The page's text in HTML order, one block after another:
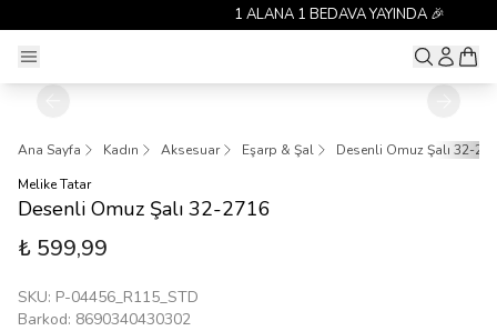
1 ALANA 1 BEDAVA YAYINDA 🎉
Ana Sayfa Kadın Aksesuar Eşarp & Şal
Desenli Omuz Şalı 32-
Melike Tatar
Desenli Omuz Şalı 32-2716
₺ 599,99
SKU: P-04456_R115_STD
Barkod: 8690340430302